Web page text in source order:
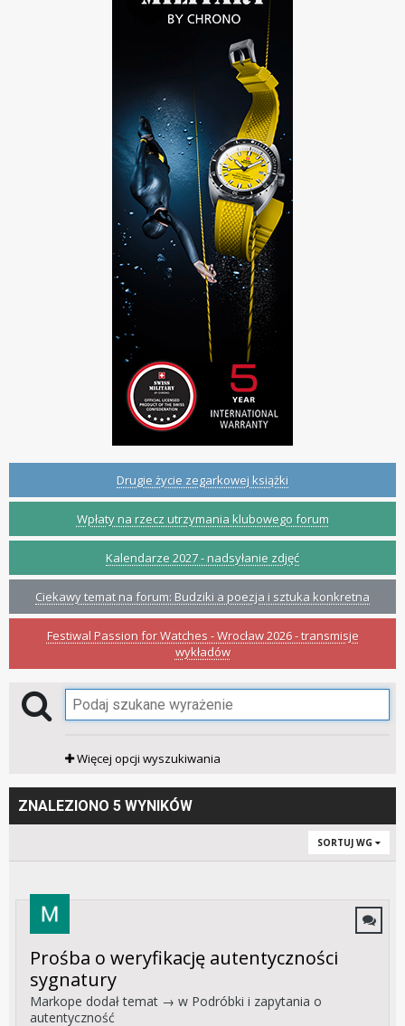
Drugie życie zegarkowej książki
Wpłaty na rzecz utrzymania klubowego forum
Kalendarze 2027 - nadsyłanie zdjęć
Ciekawy temat na forum: Budziki a poezja i sztuka konkretna
Festiwal Passion for Watches - Wrocław 2026 - transmisje
wykładów
Więcej opcji wyszukiwania
ZNALEZIONO 5 WYNIKÓW
SORTUJ WG
Prośba o weryfikację autentyczności
sygnatury
Markope dodał temat → w Podróbki i zapytania o
autentyczność